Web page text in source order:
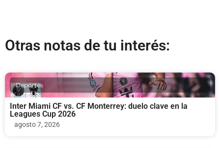
Otras notas de tu interés:
Deportes
Inter Miami CF vs. CF Monterrey: duelo clave en la
Leagues Cup 2026
agosto 7, 2026